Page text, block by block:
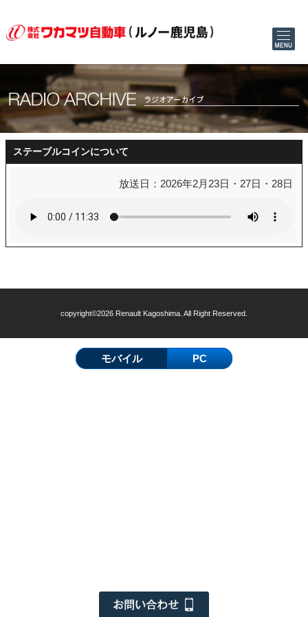
ステーブルコインについて
放送日：2026年2月23日・27日・28日
copyright©2026 Renault Kagoshima. All Right Reserved.
モバイル PC